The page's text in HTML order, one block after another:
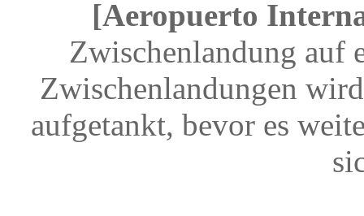
[Aeropuerto
Zwischenlandung auf
Zwischenlandungen
aufgetankt, bevor es